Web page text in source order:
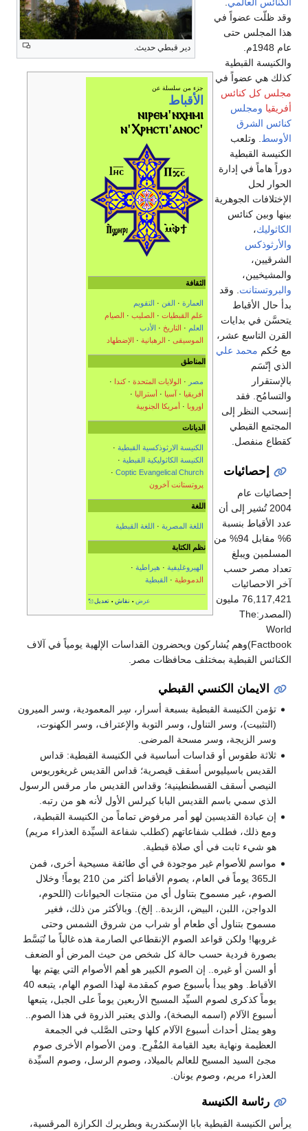
دير قبطي حديث.
جزء من سلسلة عن
الأقباط
ⲛⲓⲣⲉⲙ'ⲛⲭⲏⲙⲓ
'ⲛ'Ⲭⲣⲏⲥⲧⲓ'ⲁⲛⲟⲥ
الثقافة
العمارة · الفن · التقويم
علم القبطيات · الصليب · الصيام
العلم · التاريخ · الأدب
الموسيقى · الرهبانية · الإضطهاد
المناطق
مصر · الولايات المتحدة ·كندا ·
أفريقيا · آسيا · أستراليا ·
اوروبا · أمريكا الجنوبية
الديانات
الكنيسة الارثوذكسية القبطية ·
الكنيسة الكاثوليكية القبطية ·
Coptic Evangelical Church
·
پروتستانت آخرون
اللغة
اللغة المصرية · اللغة القبطية
نظم الكتابة
الهيروغليفية · هيراطية ·
الدموطية · القبطية
عرض • نقاش • تعديل
الكنائس العالمي.
وقد ظلّت عضواً في
هذا المجلس حتى
عام 1948م.
والكنيسة القبطية
كذلك هي عضواً في
مجلس كل كنائس
أفريقيا ومجلس
كنائس الشرق
الأوسط. وتلعب
الكنيسة القبطية
دوراً هاماً في إدارة
الحوار لحل
الإختلافات الجوهرية
بينها وبين كنائس
الكاثوليك،
والأرثوذكس
الشرقيين،
والمشيخيين،
والبروتستانت. وقد
بدأ حال الأقباط
يتحسَّن في بدايات
القرن التاسع عشر،
مع حُكم محمد علي
الذي إتّسَم
بالإستقرار
والتسامُح. فقد
إنسحب النظر إلى
المجتمع القبطي
كقطاع منفصل.
إحصائيات
إحصائيات عام
2004 تُشير إلى أن
عدد الأقباط بنسبة
6% مقابل 94% من
المسلمين ويبلغ
تعداد مصر حسب
آخر الاحصائيات
76,117,421 مليون
(المصدر:The
World
Factbook)وهم يُشاركون ويحضرون القداسات الإلهية يومياً في آلاف
الكنائس القبطية بمختلف محافظات مصر.
الايمان الكنسي القبطي
تؤمن الكنيسة القبطية بسبعة أسرار، سِر المعمودية، وسر الميرون
(التثبيت)، وسر التناول، وسر التوبة والإعتراف، وسر الكهنوت،
وسر الزيجة، وسر مسحة المرضى.
ثلاثة طقوس أو قداسات أساسية في الكنيسة القبطية: قداس
القديس باسيليوس أسقف قيصرية؛ قداس القديس غريغوريوس
النيصي أسقف القسطنطينية؛ وقداس القديس مار مرقس الرسول
الذي سمي باسم القديس البابا كيرلس الأول لأنه هو من رتبه.
إن عبادة القديسين لهو أمر مرفوض تماماً من الكنيسة القبطية،
ومع ذلك، فطلب شفاعاتهم (كطلب شفاعة السيِّدة العذراء مريم)
هو شيء ثابت في أي صلاة قبطية.
مواسم للأصوام غير موجودة في أي طائفة مسيحية أخرى، فمن
الـ365 يوماً في العام، يصوم الأقباط أكثر من 210 يوماً! وخلال
الصوم، غير مسموح بتناول أي من منتجات الحيوانات (اللحوم،
الدواجن، اللبن، البيض، الزبدة.. إلخ). وبالأكثر من ذلك، فغير
مسموح بتناول أي طعام أو شراب من شروق الشمس وحتى
غروبها! ولكن قواعد الصوم الإنقطاعي الصارمة هذه غالباً ما تُبَسَّط
بصورة فردية حسب حالة كل شخص من حيث المرض أو الضعف
أو السن أو غيره.. إن الصوم الكبير هو أهم الأصوام التي يهتم بها
الأقباط. وهو يبدأ بأسبوع صوم كمقدمة لهذا الصوم الهام، يتبعه 40
يوماً كذكرى لصوم السيِّد المسيح الأربعين يوماً على الجبل، يتبعها
أسبوع الآلام (اسمه البصخة)، والذي يعتبر الذروة في هذا الصوم..
وهو يمثل أحداث أسبوع الآلام كلها وحتى الصَّلب في الجمعة
العظيمة ونهاية بعيد القيامة المُفْرِح. ومن الأصوام الأخرى صوم
مجئ السيد المسيح للعالم بالميلاد، وصوم الرسل، وصوم السيِّدة
العذراء مريم، وصوم يونان.
رئاسة الكنيسة
يرأس الكنيسة القبطية بابا الإسكندرية وبطريرك الكرازة المرقسية،